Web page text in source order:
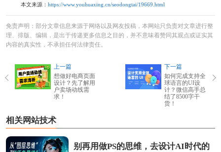
本文来源： https://www.youhuaxing.cn/seodongtai/19669.html
免责声明：部分文章信息来源于网络以及网友投稿，本网站只负责对文章进行整
理、排版、编辑，是出于传递更多信息之目的，并不意味着赞同其观点或证实其
内容的真实性，不承担任何法律责任。
上一篇
想做好电商页面
设计？先了解用
户卖场动线需
求！
下一篇
如何完成支持全
球语言的UI设
计？微信高手总
结了8500字干
货！
相关网站技术
别再用做PS的思维，去设计AI时代的